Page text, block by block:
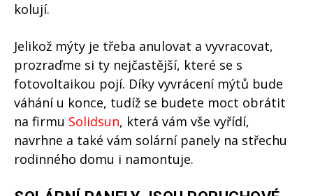
kolují.
Jelikož mýty je třeba anulovat a vyvracovat,
prozraďme si ty nejčastější, které se s
fotovoltaikou pojí. Díky vyvrácení mýtů bude
váhání u konce, tudíž se budete moct obrátit
na firmu Solidsun, která vám vše vyřídí,
navrhne a také vám solární panely na střechu
rodinného domu i namontuje.